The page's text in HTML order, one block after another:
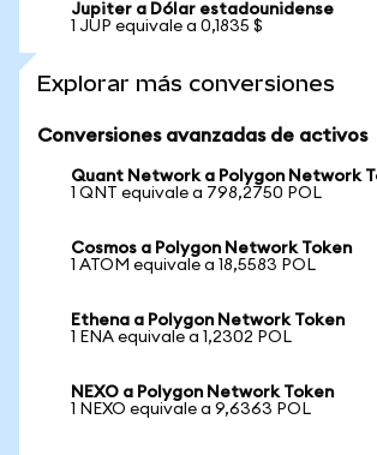
Jupiter a Dólar estadounidense
1 JUP equivale a 0,1835 $
Explorar más conversiones
Conversiones avanzadas de activos
Quant Network a Polygon Network
1 QNT equivale a 798,2750 POL
Cosmos a Polygon Network Token
1 ATOM equivale a 18,5583 POL
Ethena a Polygon Network Token
1 ENA equivale a 1,2302 POL
NEXO a Polygon Network Token
1 NEXO equivale a 9,6363 POL